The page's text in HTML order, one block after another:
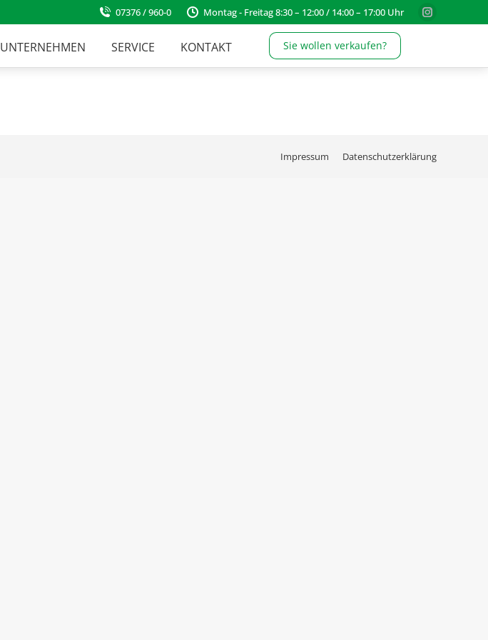
07376 / 960-0 Montag - Freitag 8:30 – 12:00 / 14:00 – 17:00 Uhr
Instagram
UNTERNEHMEN SERVICE KONTAKT Sie wollen verkaufen?
Impressum Datenschutzerklärung